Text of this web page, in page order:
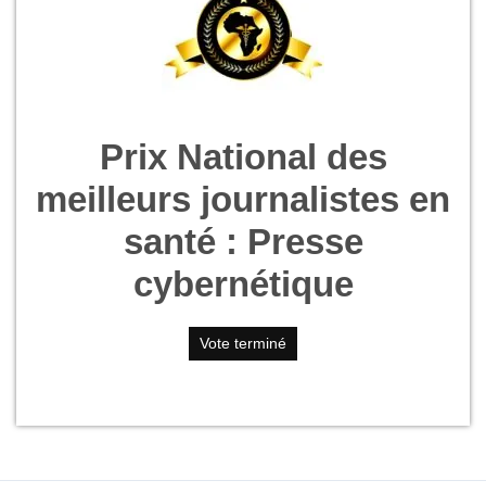
Prix National des
meilleurs journalistes en
santé : Presse
cybernétique
Vote terminé